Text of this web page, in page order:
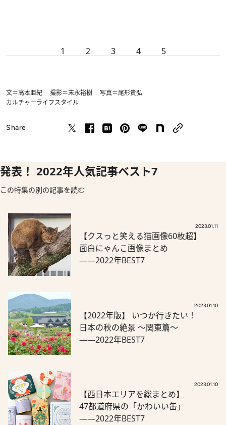
1 2 3 4 5
文＝高本亜紀 撮影＝末永裕樹 写真＝尾形貴弘
カルチャーライフスタイル
Share
発表！ 2022年人気記事ベスト7
この特集の別の記事を読む
2023.01.11
【クスっと笑える猫画像60枚超】
面白にゃんこ画像まとめ
――2022年BEST7
2023.01.10
【2022年版】 いつか行きたい！
日本の秋の絶景 ～関東篇～
――2022年BEST7
2023.01.10
【西日本エリアを総まとめ】
47都道府県の「かわいい缶」
――2022年BEST7